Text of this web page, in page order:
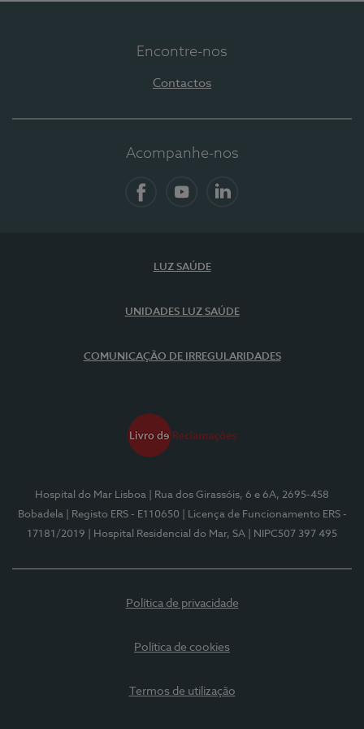
Encontre-nos
Contactos
Acompanhe-nos
LUZ SAÚDE
UNIDADES LUZ SAÚDE
COMUNICAÇÃO DE IRREGULARIDADES
Hospital do Mar Lisboa
| Rua dos Girassóis, 6 e 6A, 2695-458
Bobadela
| Registo ERS - E110650
| Licença de Funcionamento ERS -
17181/2019
| Hospital Residencial do Mar, SA | NIPC507 397 495
Política de privacidade
Política de cookies
Termos de utilização